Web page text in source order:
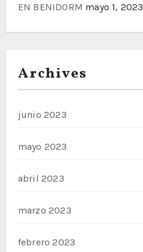
EN BENIDORM mayo 1, 2023
Archives
junio 2023
mayo 2023
abril 2023
marzo 2023
febrero 2023